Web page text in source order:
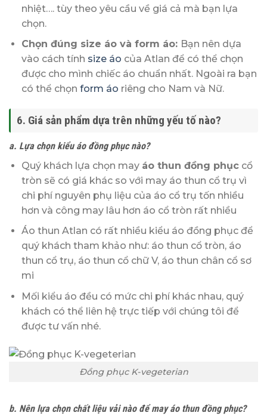
nhiệt…. tùy theo yêu cầu về giá cả mà bạn lựa
chọn.
Chọn đúng size áo và form áo: Bạn nên dựa
vào cách tính size áo của Atlan để có thể chọn
được cho mình chiếc áo chuẩn nhất. Ngoài ra bạn
có thể chọn form áo riêng cho Nam và Nữ.
6. Giá sản phẩm dựa trên những yếu tố nào?
a. Lựa chọn kiểu áo đồng phục nào?
Quý khách lựa chọn may áo thun đồng phụccổ
tròn sẽ có giá khác so với may áo thun cổ trụ vì
chi phí nguyên phụ liệu của áo cổ trụ tốn nhiều
hơn và công may lâu hơn áo cổ tròn rất nhiều
Áo thun Atlan có rất nhiều kiểu áo đồng phục để
quý khách tham khảo như: áo thun cổ tròn, áo
thun cổ trụ, áo thun cổ chữ V, áo thun chân cổ sơ
mi
Mối kiểu áo đều có mức chi phí khác nhau, quý
khách có thể liên hệ trực tiếp với chúng tôi để
được tư vấn nhé.
Đồng phục K-vegeterian
b. Nên lựa chọn chất liệu vải nào để may áo thun đồng phục?